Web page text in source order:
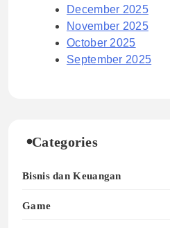
December 2025
November 2025
October 2025
September 2025
Categories
Bisnis dan Keuangan
Game